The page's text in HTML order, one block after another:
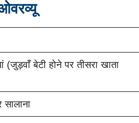
बेटी होने पर तीसरा खाता